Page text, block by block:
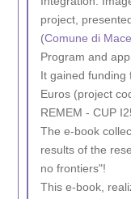
project,
(Comune di
Program and
It gained funding
Euros (project
REMEM - CUP
The e-book
results of the
no frontiers"!
This e-book,